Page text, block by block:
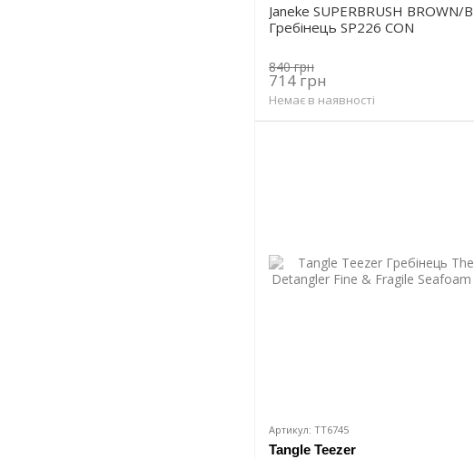
Janeke SUPERBRUSH BROWN/
Гребінець SP226 CON
840 грн
714 грн
Немає в наявності
Артикул: TT6745
Tangle Teezer